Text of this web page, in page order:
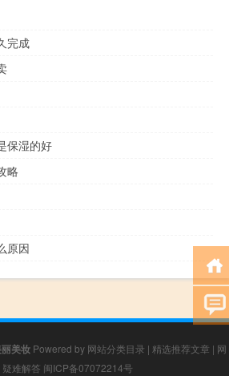
完成
保湿的好
略
原因
美妆 Powered by 网站分类目录 | 精选推荐文章 | 网
疑难解答 闽ICP备07072214号